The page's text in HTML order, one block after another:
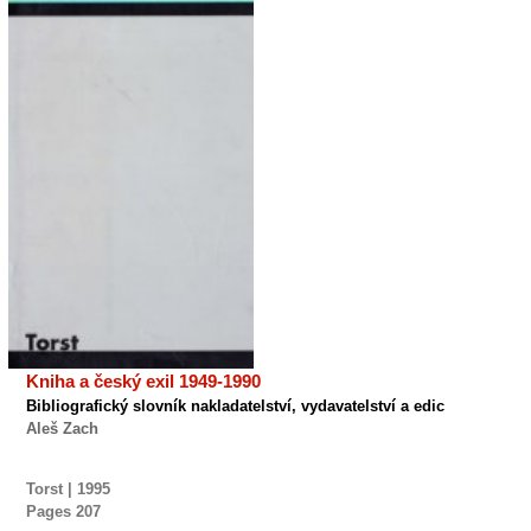
Kniha a český exil 1949-1990
Bibliografický slovník nakladatelství, vydavatelství a edic
Aleš Zach
Torst | 1995
Pages 207